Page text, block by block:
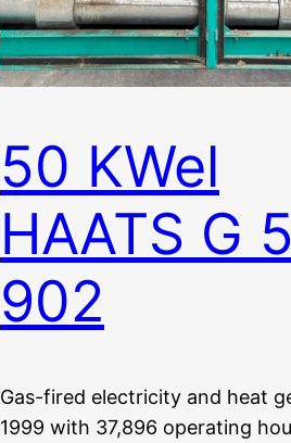
50 KWel
HAATS G
902
Gas-fired electricity and heat
1999 with 37,896 operating